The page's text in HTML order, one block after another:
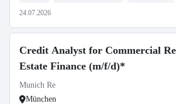
24.07.2026
Credit Analyst for Commercial
Estate Finance (m/f/d)*
Munich Re
München